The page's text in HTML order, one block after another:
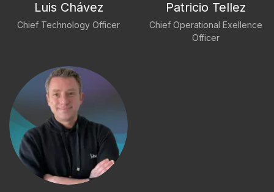
Luis Chávez
Chief Technology Officer
Patricio Tellez
Chief Operational Exellence
Officer